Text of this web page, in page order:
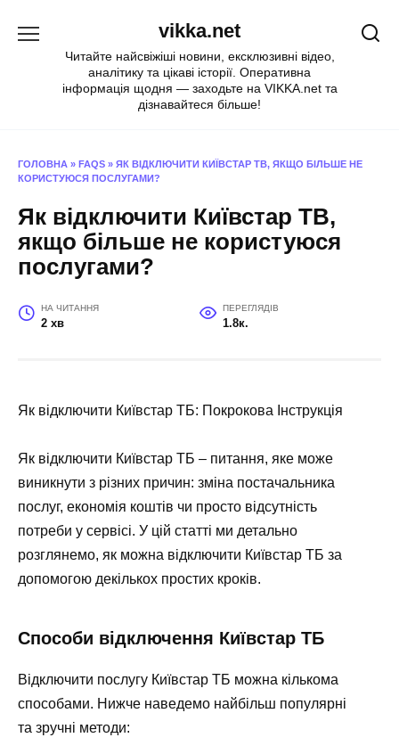
vikka.net
Читайте найсвіжіші новини, ексклюзивні відео,
аналітику та цікаві історії. Оперативна
інформація щодня — заходьте на VIKKA.net та
дізнавайтеся більше!
ГОЛОВНА » FAQS » ЯК ВІДКЛЮЧИТИ КИЇВСТАР ТВ, ЯКЩО БІЛЬШЕ НЕ
КОРИСТУЮСЯ ПОСЛУГАМИ?
Як відключити Київстар ТВ,
якщо більше не користуюся
послугами?
НА ЧИТАННЯ
2 хв
ПЕРЕГЛЯДІВ
1.8к.
Як відключити Київстар ТБ: Покрокова Інструкція
Як відключити Київстар ТБ – питання, яке може
виникнути з різних причин: зміна постачальника
послуг, економія коштів чи просто відсутність
потреби у сервісі. У цій статті ми детально
розглянемо, як можна відключити Київстар ТБ за
допомогою декількох простих кроків.
Способи відключення Київстар ТБ
Відключити послугу Київстар ТБ можна кількома
способами. Нижче наведемо найбільш популярні
та зручні методи: